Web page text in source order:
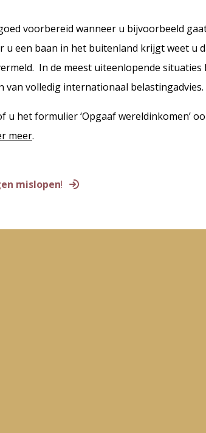
voorbereid wanneer u bijvoorbeeld
u een baan in het buitenland krijgt weet u
In de meest uiteenlopende situaties
van volledig internationaal belastingadvies.
u het formulier ‘Opgaaf wereldinkomen’
meer.
mislopen!